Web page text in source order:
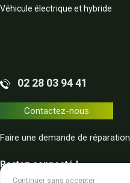
Véhicule électrique et hybride
02 28 03 94 41
Contactez-nous
Faire une demande de réparation
Restez connecté !
Continuer sans accepter